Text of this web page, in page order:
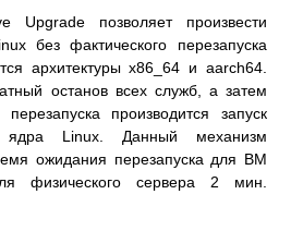
Upgrade позволяет произвести
без фактического перезапуска
архитектуры x86_64 и aarch64.
останов всех служб, а затем
производится запуск
ядра Linux. Данный механизм
ожидания перезапуска для ВМ
физического сервера 2 мин.